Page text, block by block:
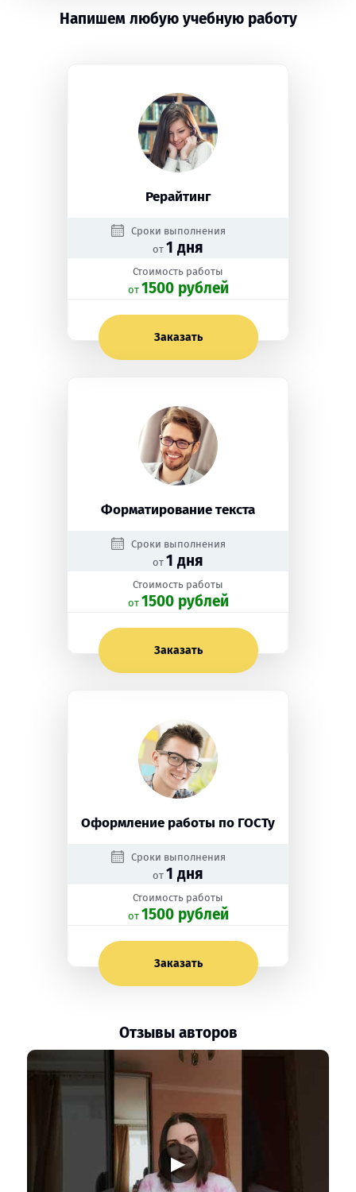
Напишем любую учебную работу
Рерайтинг
Сроки выполнения
от 1 дня
Стоимость работы
oт 1500 рублей
Заказать
Форматирование текста
Сроки выполнения
от 1 дня
Стоимость работы
oт 1500 рублей
Заказать
Оформление работы по ГОСТу
Сроки выполнения
от 1 дня
Стоимость работы
oт 1500 рублей
Заказать
Отзывы авторов
▶